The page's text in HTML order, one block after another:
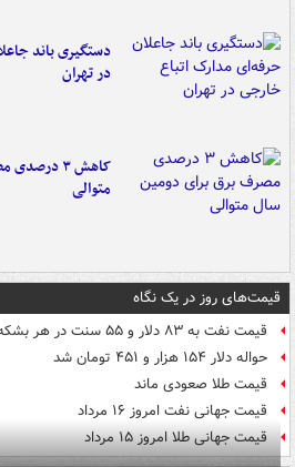
دستگیری باند
در تهران
کاهش ۳
متوالی
قیمت‌های روز در یک نگاه
قیمت نفت به ۸۳ دلار و ۵۵ سنت در هر بشکه رسید
حواله دلار ۱۵۴ هزار و ۴۵۱ تومان شد
قیمت طلا صعودی ماند
قیمت جهانی نفت امروز ۱۶ مرداد
قیمت جهانی طلا امروز ۱۵ مرداد